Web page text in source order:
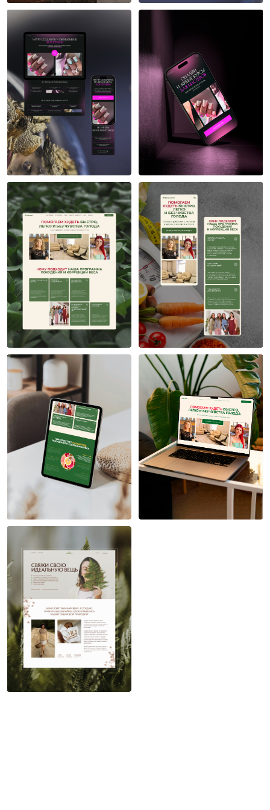
Екатерина Новак 8 Екатерина Новак
Екатерина Новак 5 Екатерина Новак 5
1 Екатерина Новак 5
Екатерина Новак 7